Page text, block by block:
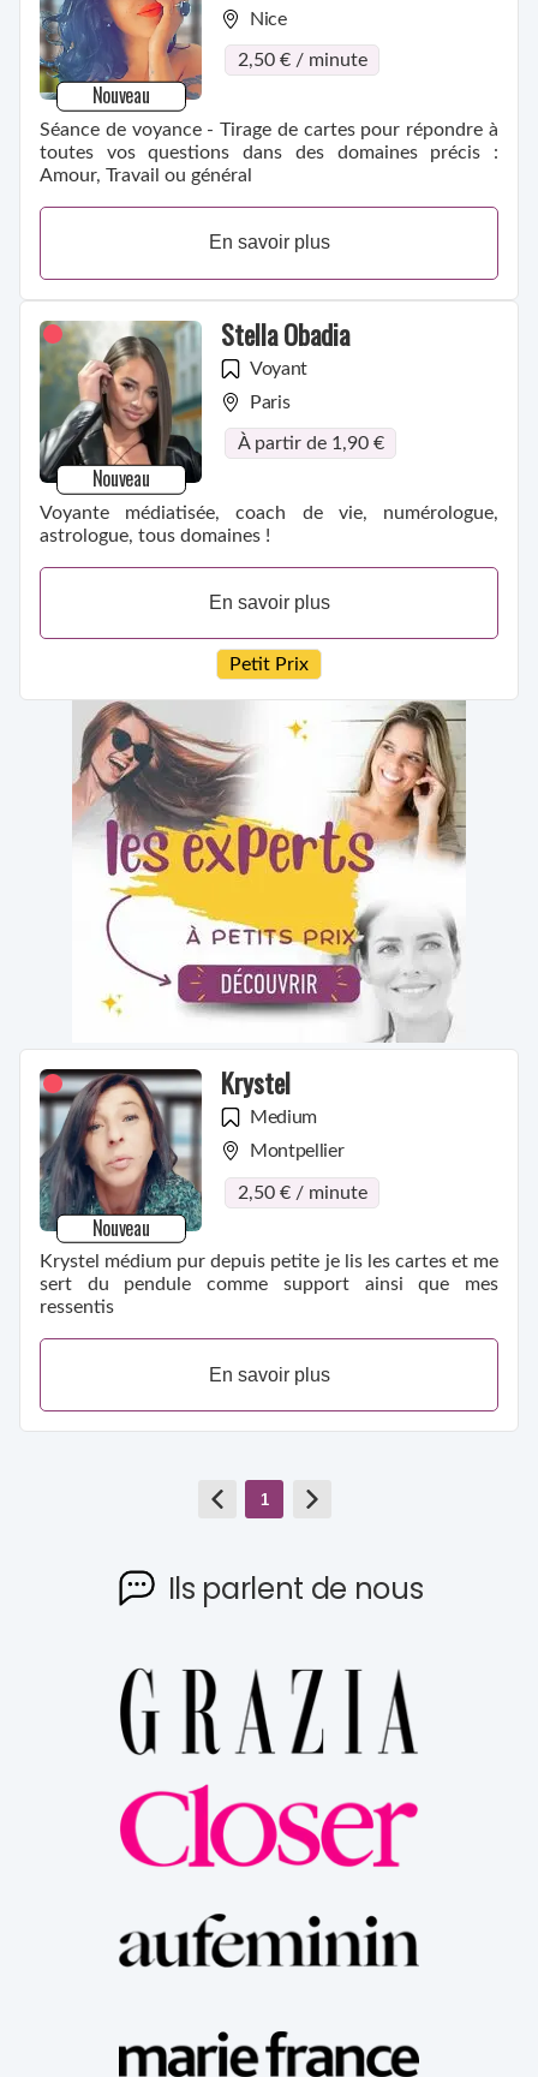
Nouveau
Nice
2,50 € / minute
Séance de voyance - Tirage de cartes pour répondre à
toutes vos questions dans des domaines précis :
Amour, Travail ou général
En savoir plus
Nouveau
Stella Obadia
Voyant
Paris
À partir de 1,90 €
Voyante médiatisée, coach de vie, numérologue,
astrologue, tous domaines !
En savoir plus
Petit Prix
Nouveau
Krystel
Medium
Montpellier
2,50 € / minute
Krystel médium pur depuis petite je lis les cartes et me
sert du pendule comme support ainsi que mes
ressentis
En savoir plus
1
Ils parlent de nous